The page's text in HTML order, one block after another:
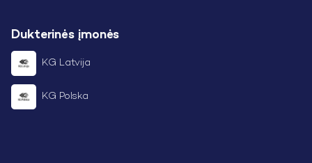
Dukterinės įmonės
KG Latvija
KG Polska